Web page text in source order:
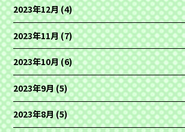
2023年12月(4)
2023年11月(7)
2023年10月(6)
2023年9月(5)
2023年8月(5)